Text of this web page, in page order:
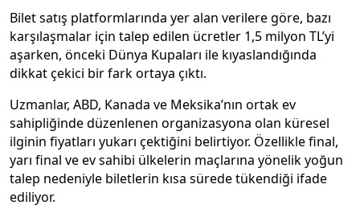
Bilet satış platformlarında yer alan verilere göre, bazı
karşılaşmalar için talep edilen ücretler 1,5 milyon TL’yi
aşarken, önceki Dünya Kupaları ile kıyaslandığında
dikkat çekici bir fark ortaya çıktı.
Uzmanlar, ABD, Kanada ve Meksika’nın ortak ev
sahipliğinde düzenlenen organizasyona olan küresel
ilginin fiyatları yukarı çektiğini belirtiyor. Özellikle final,
yarı final ve ev sahibi ülkelerin maçlarına yönelik yoğun
talep nedeniyle biletlerin kısa sürede tükendiği ifade
ediliyor.